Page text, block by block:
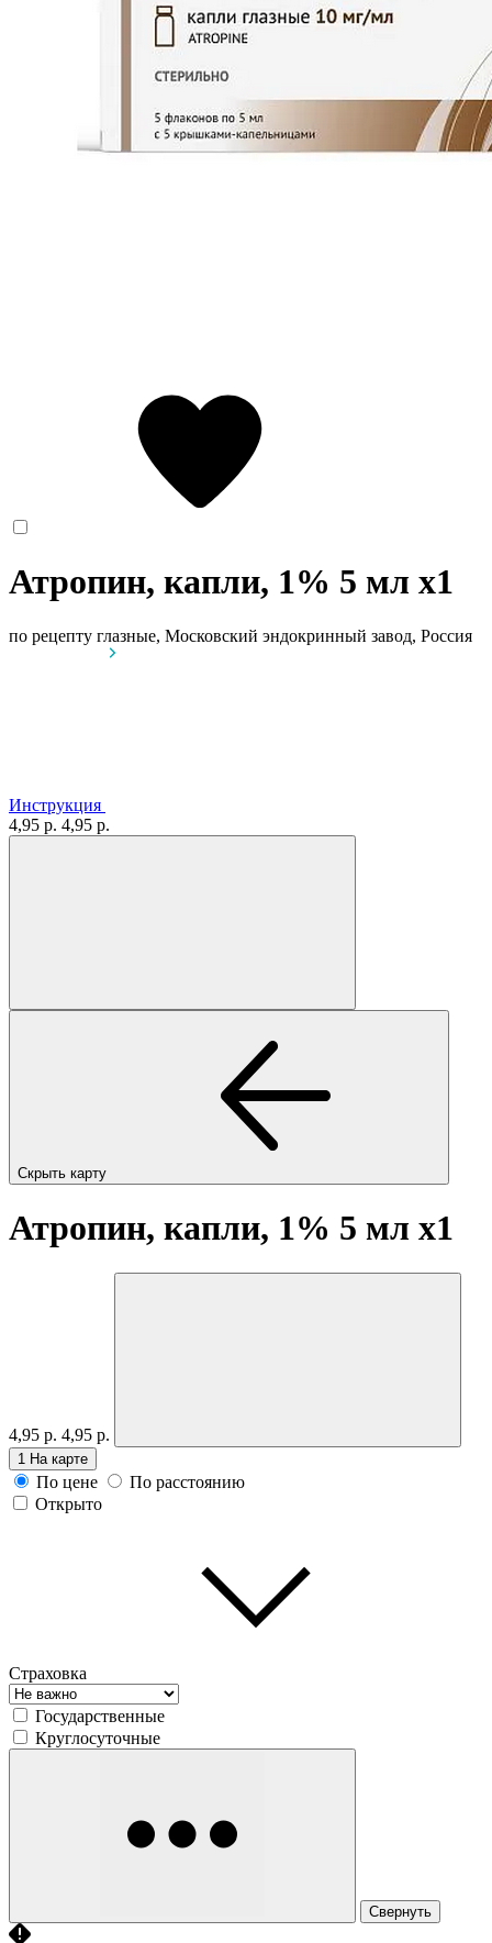
Атропин, капли, 1% 5 мл x1
по рецепту глазные, Московский эндокринный завод, Россия
Инструкция
4,95 р. 4,95 р.
Скрыть карту
Атропин, капли, 1% 5 мл x1
4,95 р. 4,95 р.
1 На карте
По цене
По расстоянию
Открыто
Страховка
Государственные
Круглосуточные
Свернуть